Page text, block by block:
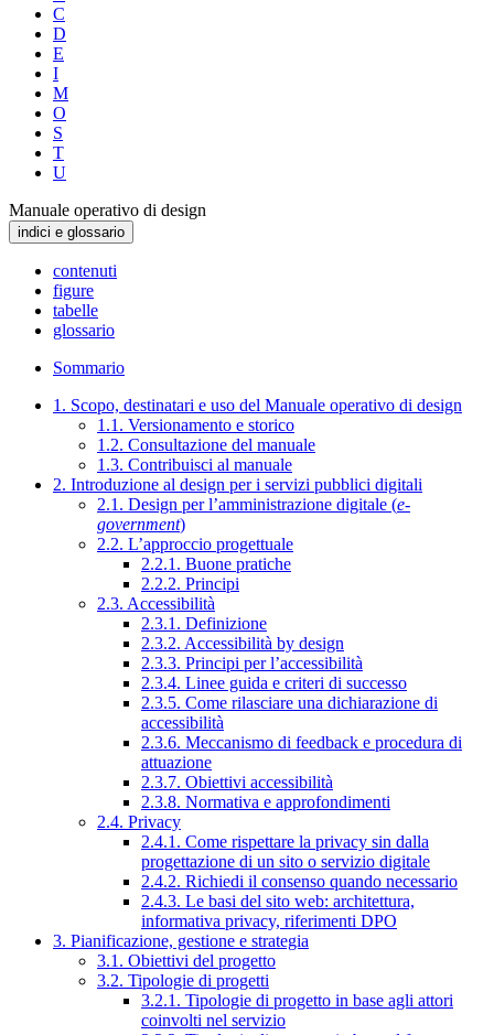
C
D
E
I
M
O
S
T
U
Manuale operativo di design
indici e glossario
contenuti
figure
tabelle
glossario
Sommario
1. Scopo, destinatari e uso del Manuale operativo di design
1.1. Versionamento e storico
1.2. Consultazione del manuale
1.3. Contribuisci al manuale
2. Introduzione al design per i servizi pubblici digitali
2.1. Design per l’amministrazione digitale (e-
government)
2.2. L’approccio progettuale
2.2.1. Buone pratiche
2.2.2. Principi
2.3. Accessibilità
2.3.1. Definizione
2.3.2. Accessibilità by design
2.3.3. Principi per l’accessibilità
2.3.4. Linee guida e criteri di successo
2.3.5. Come rilasciare una dichiarazione di
accessibilità
2.3.6. Meccanismo di feedback e procedura di
attuazione
2.3.7. Obiettivi accessibilità
2.3.8. Normativa e approfondimenti
2.4. Privacy
2.4.1. Come rispettare la privacy sin dalla
progettazione di un sito o servizio digitale
2.4.2. Richiedi il consenso quando necessario
2.4.3. Le basi del sito web: architettura,
informativa privacy, riferimenti DPO
3. Pianificazione, gestione e strategia
3.1. Obiettivi del progetto
3.2. Tipologie di progetti
3.2.1. Tipologie di progetto in base agli attori
coinvolti nel servizio